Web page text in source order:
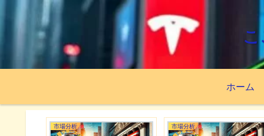
ホーム
市場分析 市場分析